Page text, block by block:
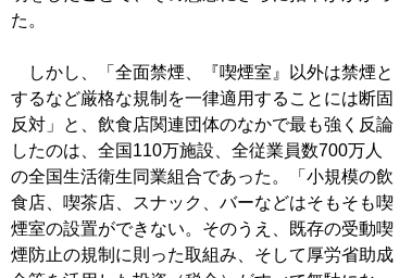
た。
しかし、「全面禁煙、『喫煙室』以外は禁煙と
するなど厳格な規制を一律適用することには断固
反対」と、飲食店関連団体のなかで最も強く反論
したのは、全国110万施設、全従業員数700万人
の全国生活衛生同業組合であった。「小規模の飲
食店、喫茶店、スナック、バーなどはそもそも喫
煙室の設置ができない。そのうえ、既存の受動喫
煙防止の規制に則った取組み、そして厚労省助成